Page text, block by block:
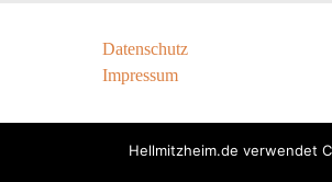
Datenschutz
Impressum
Hellmitzheim.de verwendet